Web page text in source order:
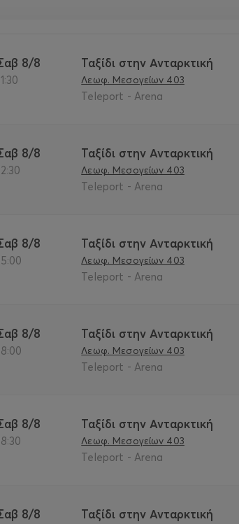
Σαβ 8/8
11:30
Ταξίδι στην Ανταρκτική
Λεωφ. Μεσογείων 403
Teleport - Arena
Σαβ 8/8
12:30
Ταξίδι στην Ανταρκτική
Λεωφ. Μεσογείων 403
Teleport - Arena
Σαβ 8/8
15:00
Ταξίδι στην Ανταρκτική
Λεωφ. Μεσογείων 403
Teleport - Arena
Σαβ 8/8
18:00
Ταξίδι στην Ανταρκτική
Λεωφ. Μεσογείων 403
Teleport - Arena
Σαβ 8/8
18:30
Ταξίδι στην Ανταρκτική
Λεωφ. Μεσογείων 403
Teleport - Arena
Σαβ 8/8 Ταξίδι στην Ανταρκτική